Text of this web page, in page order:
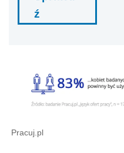
ź
Pracuj.pl